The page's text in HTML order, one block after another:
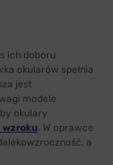
ich doboru
okularów spełnia
jest
modele
okulary
wzroku. W oprawce
a